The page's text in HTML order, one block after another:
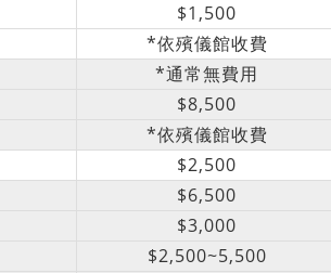
$1,500
*依殯儀館收費
*通常無費用
$8,500
*依殯儀館收費
$2,500
$6,500
$3,000
$2,500~5,500